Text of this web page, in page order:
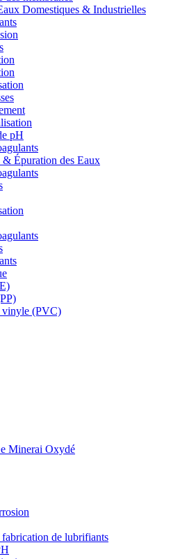
Domestiques & Industrielles
pH
& Épuration des Eaux
vinyle (PVC)
Minerai Oxydé
de lubrifiants